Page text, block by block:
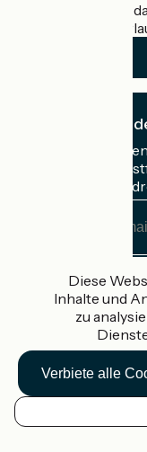
DE
Accueil Vélo ist
Radfahrer im
Ich abonniere
Erhalten Sie
Rad in Ihrem
Meine E-Mail-
Adresse
Gefördert im
Accueil Vélo Pro
Kontakt
Rechtliche
Diese
Inhalte und
zu
Verbiete alle